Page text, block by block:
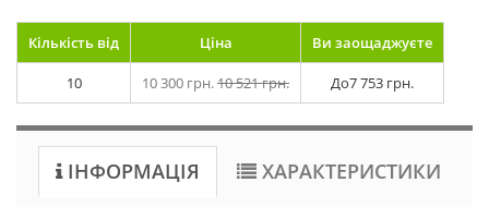
Кількість від Ціна Ви заощаджуєте
10 10 300 грн.10 521 грн. До7 753 грн.
ІНФОРМАЦІЯ
ХАРАКТЕРИСТИКИ